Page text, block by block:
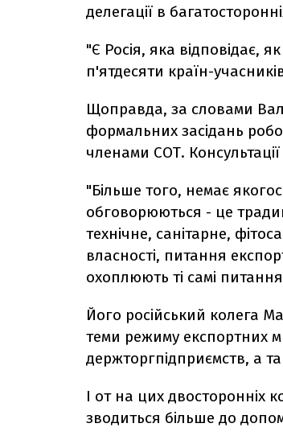
делегації в
"Є Росія, яка відповідає,
п'ятдесяти країн-
Щоправда, за словами
формальних засідань
членами СОТ.
"Більше того, немає
обговорюються - це
технічне, санітарне,
власності, питання
охоплюють ті самі
Його російський колега
теми режиму експортних
держторгпідприємств, а
І от на цих двосторонніх
зводиться більше до